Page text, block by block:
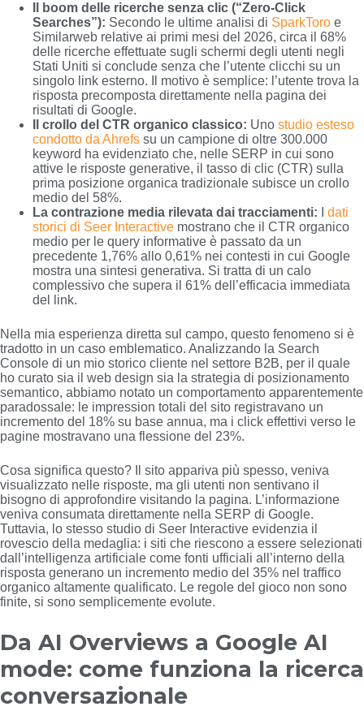
Il boom delle ricerche senza clic (“Zero-Click
Searches”): Secondo le ultime analisi di SparkToro e
Similarweb relative ai primi mesi del 2026, circa il 68%
delle ricerche effettuate sugli schermi degli utenti negli
Stati Uniti si conclude senza che l’utente clicchi su un
singolo link esterno. Il motivo è semplice: l’utente trova la
risposta precomposta direttamente nella pagina dei
risultati di Google.
Il crollo del CTR organico classico: Uno studio esteso
condotto da Ahrefs su un campione di oltre 300.000
keyword ha evidenziato che, nelle SERP in cui sono
attive le risposte generative, il tasso di clic (CTR) sulla
prima posizione organica tradizionale subisce un crollo
medio del 58%.
La contrazione media rilevata dai tracciamenti:
dati
storici di Seer Interactive mostrano che il CTR organico
medio per le query informative è passato da un
precedente 1,76% allo 0,61% nei contesti in cui Google
mostra una sintesi generativa. Si tratta di un calo
complessivo che supera il 61% dell’efficacia immediata
del link.
Nella mia esperienza diretta sul campo, questo fenomeno si è
tradotto in un caso emblematico. Analizzando la Search
Console di un mio storico cliente nel settore B2B, per il quale
ho curato sia il web design sia la strategia di posizionamento
semantico, abbiamo notato un comportamento apparentemente
paradossale: le impression totali del sito registravano un
incremento del 18% su base annua, ma i click effettivi verso le
pagine mostravano una flessione del 23%.
Cosa significa questo? Il sito appariva più spesso, veniva
visualizzato nelle risposte, ma gli utenti non sentivano il
bisogno di approfondire visitando la pagina. L’informazione
veniva consumata direttamente nella SERP di Google.
Tuttavia, lo stesso studio di Seer Interactive evidenzia il
rovescio della medaglia: i siti che riescono a essere selezionati
dall’intelligenza artificiale come fonti ufficiali all’interno della
risposta generano un incremento medio del 35% nel traffico
organico altamente qualificato. Le regole del gioco non sono
finite, si sono semplicemente evolute.
Da AI Overviews a Google AI
mode: come funziona la ricerca
conversazionale